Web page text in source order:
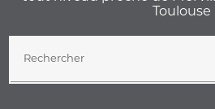
Toulouse
Rechercher